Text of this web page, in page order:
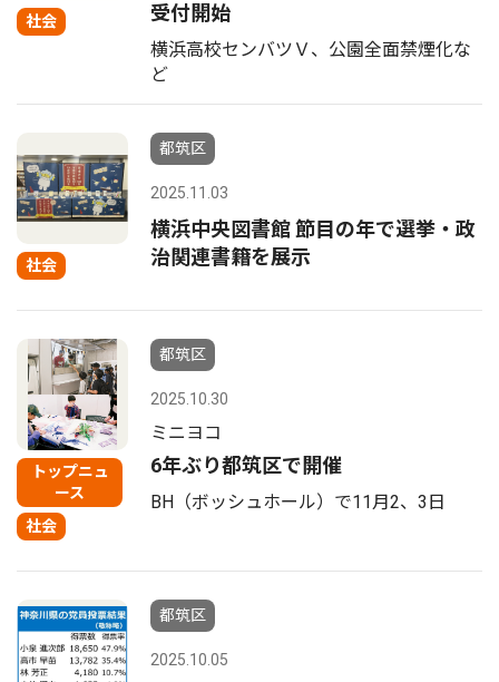
社会
受付開始
横浜高校センバツＶ、公園全面禁煙化な
ど
社会
都筑区
2025.11.03
横浜中央図書館 節目の年で選挙・政
治関連書籍を展示
トップニュ
ース
社会
都筑区
2025.10.30
ミニヨコ
6年ぶり都筑区で開催
BH（ボッシュホール）で11月2、3日
都筑区
2025.10.05